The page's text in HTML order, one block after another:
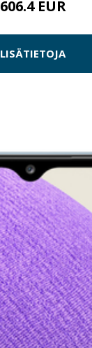
606.4 EUR
LISÄTIETOJA